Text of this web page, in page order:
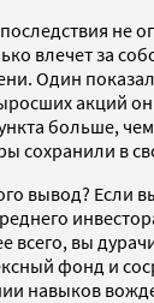
не
влечет за
Один
акций
больше,
сохранили в
вывод? Если
всего, вы
фонд и
навыков